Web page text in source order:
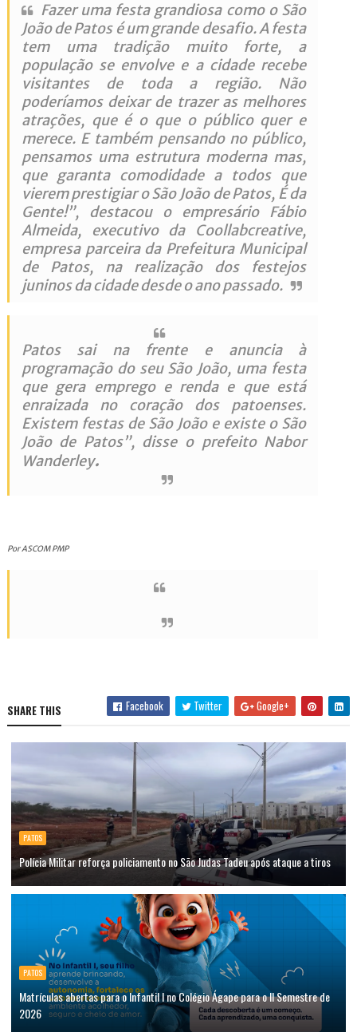
Fazer uma festa grandiosa como o São
João de Patos é um grande desafio. A festa
tem uma tradição muito forte, a
população se envolve e a cidade recebe
visitantes de toda a região. Não
poderíamos deixar de trazer as melhores
atrações, que é o que o público quer e
merece. E também pensando no público,
pensamos uma estrutura moderna mas,
que garanta comodidade a todos que
vierem prestigiar o São João de Patos, É da
Gente!”, destacou o empresário Fábio
Almeida, executivo da Coollabcreative,
empresa parceira da Prefeitura Municipal
de Patos, na realização dos festejos
juninos da cidade desde o ano passado.
Patos sai na frente e anuncia à
programação do seu São João, uma festa
que gera emprego e renda e que está
enraizada no coração dos patoenses.
Existem festas de São João e existe o São
João de Patos”, disse o prefeito Nabor
Wanderley.
Por ASCOM PMP
SHARE THIS Facebook Twitter Google+
PATOS
Polícia Militar reforça policiamento no São Judas Tadeu após ataque a tiros
PATOS
Matrículas abertas para o Infantil I no Colégio Ágape para o II Semestre de
2026